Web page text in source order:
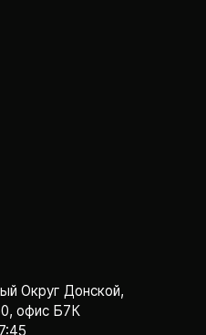
Округ Донской,
офис Б7К